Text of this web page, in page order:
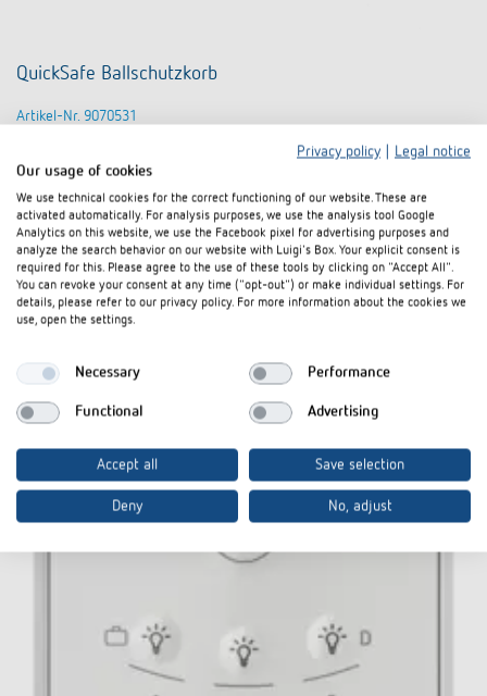
QuickSafe Ballschutzkorb
Artikel-Nr. 9070531
Zum Produkt
Datenblatt
Privacy policy
Legal notice
Our usage of cookies
We use technical cookies for the correct functioning of our website. These are
activated automatically. For analysis purposes, we use the analysis tool Google
Analytics on this website, we use the Facebook pixel for advertising purposes and
analyze the search behavior on our website with Luigi's Box. Your explicit consent is
required for this. Please agree to the use of these tools by clicking on "Accept All".
You can revoke your consent at any time ("opt-out") or make individual settings. For
details, please refer to our privacy policy. For more information about the cookies we
use, open the settings.
Necessary Performance
Functional Advertising
Accept all Save selection
Deny No, adjust